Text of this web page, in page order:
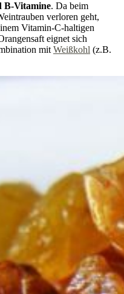
B-Vitamine. Da beim
verloren geht,
Vitamin-C-haltigen
eignet sich
mitWeißkohl (z.B.